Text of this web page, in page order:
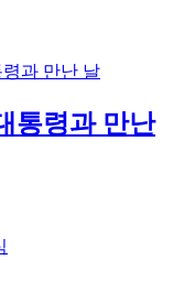
통령과 만난